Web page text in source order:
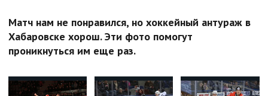
Матч нам не понравился, но хоккейный антураж в
Хабаровске хорош. Эти фото помогут
проникнуться им еще раз.